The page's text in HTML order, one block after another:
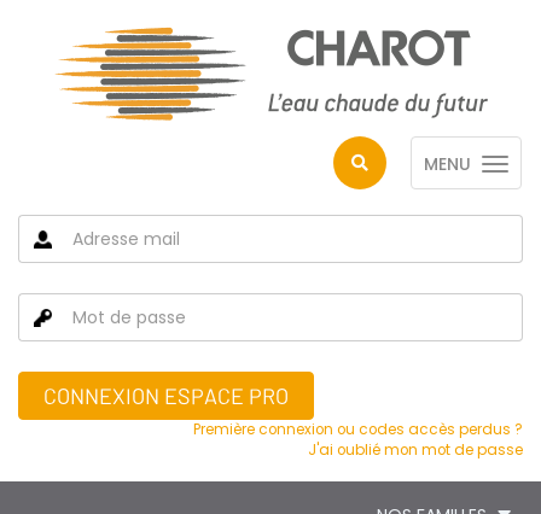
MENU
CONNEXION ESPACE PRO
Première connexion ou codes accès perdus ?
J'ai oublié mon mot de passe